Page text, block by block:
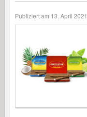
Publiziert am 13. April 2021